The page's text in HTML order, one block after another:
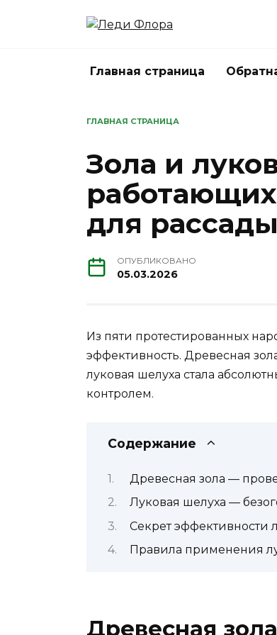
Главная страница
ГЛАВНАЯ СТРАНИЦА
Зола и
для
ОПУБЛИКОВАНО
05.03.2026
Из пяти протестированных
эффективность. Древесная
луковая шелуха стала
контролем.
Содержание
Древесная зола —
Луковая шелуха —
Секрет эффективности
Правила применения
Древесная